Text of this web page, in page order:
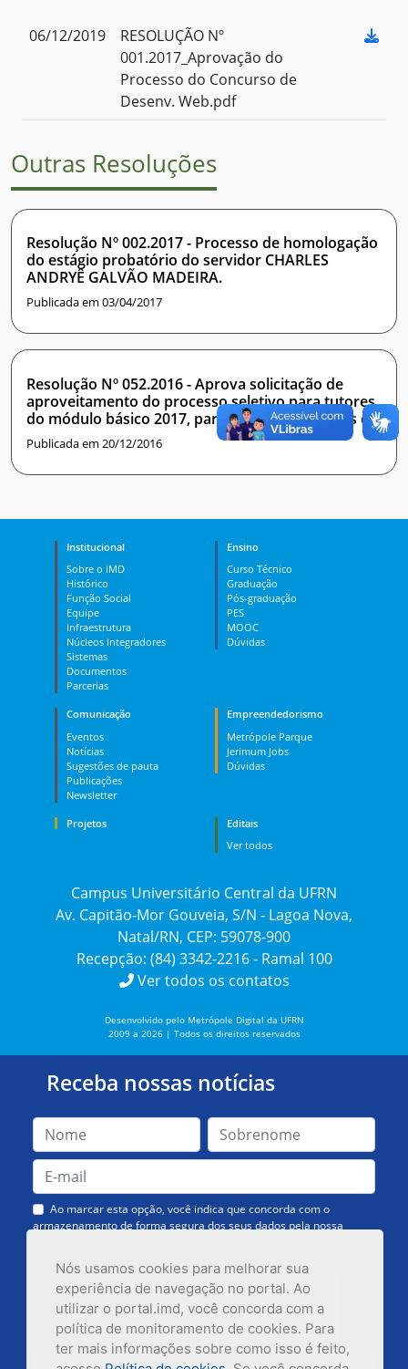
Nós usamos cookies para melhorar sua
experiência de navegação no portal. Ao
utilizar o portal.imd, você concorda com a
política de monitoramento de cookies. Para
ter mais informações sobre como isso é feito,
06/12/2019
RESOLUÇÃO Nº
001.2017_Aprovação do
Processo do Concurso de
Desenv. Web.pdf
Outras Resoluções
Resolução Nº 002.2017 - Processo de homologação
do estágio probatório do servidor CHARLES
ANDRYÊ GALVÃO MADEIRA.
Publicada em 03/04/2017
Resolução Nº 052.2016 - Aprova solicitação de
aproveitamento do processo seletivo para tutores
do módulo básico 2017, para os cursos técnicos do
Instituto Metrópole Digital.
Publicada em 20/12/2016
Institucional
Sobre o IMD
Histórico
Função Social
Equipe
Infraestrutura
Núcleos Integradores
Sistemas
Documentos
Parcerias
Ensino
Curso Técnico
Graduação
Pós-graduação
PES
MOOC
Dúvidas
Comunicação
Eventos
Notícias
Sugestões de pauta
Publicações
Newsletter
Empreendedorismo
Metrópole Parque
Jerimum Jobs
Dúvidas
Projetos
Editais
Ver todos
Campus Universitário Central da UFRN
Av. Capitão-Mor Gouveia, S/N - Lagoa Nova,
Natal/RN, CEP: 59078-900
Recepção: (84) 3342-2216 - Ramal 100
Ver todos os contatos
Desenvolvido pelo Metrópole Digital da UFRN
2009 a 2026 | Todos os direitos reservados
Receba nossas notícias
Ao marcar esta opção, você indica que concorda com o
armazenamento de forma segura dos seus dados pela nossa